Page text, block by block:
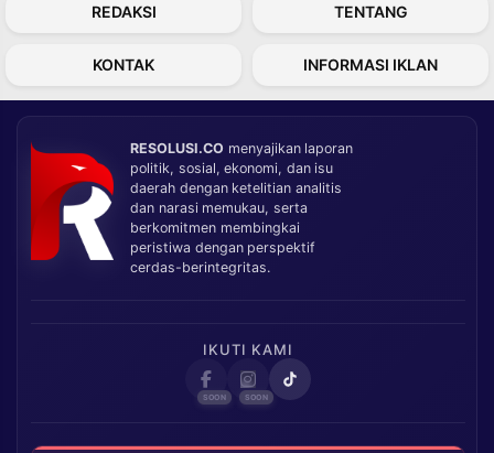
REDAKSI TENTANG
KONTAK INFORMASI IKLAN
RESOLUSI.CO menyajikan laporan
politik, sosial, ekonomi, dan isu
daerah dengan ketelitian analitis
dan narasi memukau, serta
berkomitmen membingkai
peristiwa dengan perspektif
cerdas-berintegritas.
IKUTI KAMI